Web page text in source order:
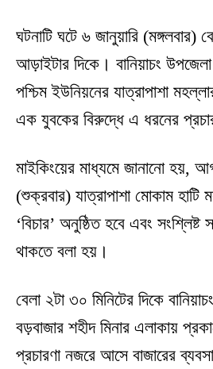
ঘটনাটি ঘটে ৬ জানুয়ারি (মঙ্গলবার)
আড়াইটার দিকে। বানিয়াচং
পশ্চিম ইউনিয়নের যাত্রাপাশা
এক যুবকের বিরুদ্ধে এ ধরনের
মাইকিংয়ের মাধ্যমে জানানো হয়,
(শুক্রবার) যাত্রাপাশা মোকাম হাটি
‘বিচার’ অনুষ্ঠিত হবে এবং
থাকতে বলা হয়।
বেলা ২টা ৩০ মিনিটের দিকে
বড়বাজার শহীদ মিনার এলাকায়
প্রচারণা নজরে আসে বাজারের